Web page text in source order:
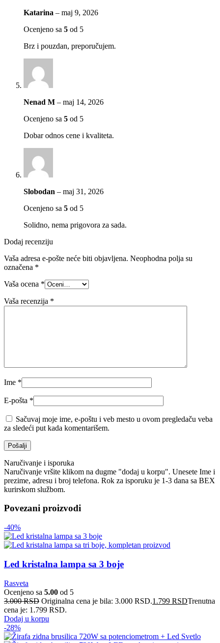
Katarina – maj 9, 2026
Ocenjeno sa 5 od 5
Brz i pouzdan, preporučujem.
Nenad M – maj 14, 2026
Ocenjeno sa 5 od 5
Dobar odnos cene i kvaliteta.
Slobodan – maj 31, 2026
Ocenjeno sa 5 od 5
Solidno, nema prigovora za sada.
Dodaj recenziju
Vaša adresa e-pošte neće biti objavljena. Neophodna polja su
označena *
Vaša ocena *
Vaša recenzija *
Ime *
E-pošta *
Sačuvaj moje ime, e-poštu i veb mesto u ovom pregledaču veba
za sledeći put kada komentarišem.
Naručivanje i isporuka
Naručivanje vršite klikom na dugme "dodaj u korpu". Unesete Ime i
prezime, adresu i broj telefona. Rok za isporuku je 1-3 dana sa BEX
kurirskom službom.
Povezani proizvodi
-40%
Led kristalna lampa sa 3 boje
Rasveta
Ocenjeno sa 5.00 od 5
3.000RSD Originalna cena je bila: 3.000 RSD.1.799 RSDTrenutna
cena je: 1.799 RSD.
Dodaj u korpu
-28%